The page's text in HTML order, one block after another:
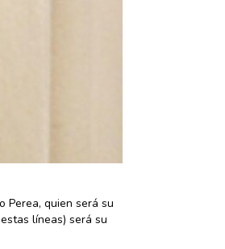
Perea, quien será su
líneas) será su